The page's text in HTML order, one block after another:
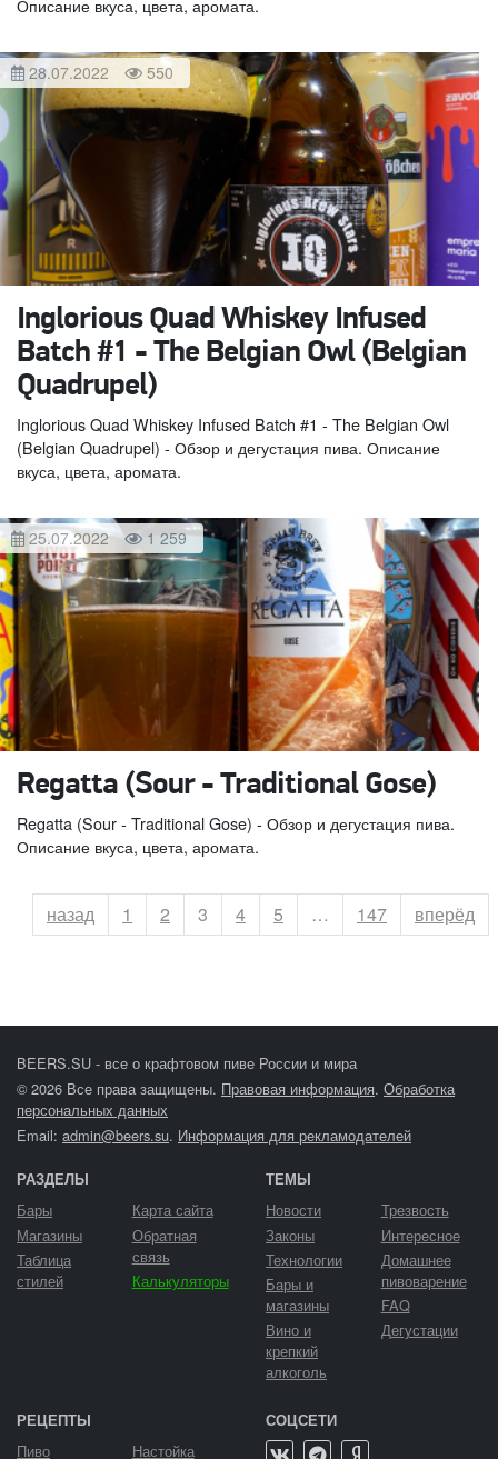
Описание вкуса, цвета, аромата.
28.07.2022 550
Inglorious Quad Whiskey Infused
Batch #1 - The Belgian Owl (Belgian
Quadrupel)
Inglorious Quad Whiskey Infused Batch #1 - The Belgian Owl
(Belgian Quadrupel) - Обзор и дегустация пива. Описание
вкуса, цвета, аромата.
25.07.2022 1 259
Regatta (Sour - Traditional Gose)
Regatta (Sour - Traditional Gose) - Обзор и дегустация пива.
Описание вкуса, цвета, аромата.
назад Страница
1 Страница
2 Страница
3 Страница
4 Страница
5 … Страница
147 вперёд
BEERS.SU - все о крафтовом пиве России и мира
© 2026 Все права защищены. Правовая информация. Обработка
персональных данных
Email: admin@beers.su. Информация для рекламодателей
РАЗДЕЛЫ
Бары
Магазины
Таблица
стилей
Карта сайта
Обратная
связь
Калькуляторы
ТЕМЫ
Новости
Законы
Технологии
Бары и
магазины
Вино и
крепкий
алкоголь
Трезвость
Интересное
Домашнее
пивоварение
FAQ
Дегустации
РЕЦЕПТЫ
Пиво Настойка
СОЦСЕТИ